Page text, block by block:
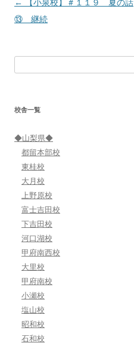
投
稿
ン
←
【小泉校】＃１１９ 夏の話
⑬ 継続
索:
校舎一覧
◆山梨県◆
都留本部校
東桂校
大月校
上野原校
富士吉田校
下吉田校
河口湖校
甲府南西校
大里校
甲府南校
小瀬校
塩山校
昭和校
石和校